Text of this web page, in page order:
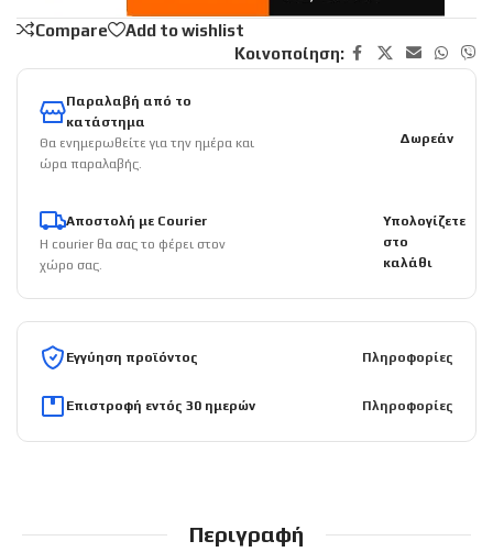
Compare
Add to wishlist
Κοινοποίηση:
Παραλαβή από το
κατάστημα
Θα ενημερωθείτε για την ημέρα και
ώρα παραλαβής.
Δωρεάν
Αποστολή με Courier
Η courier θα σας το φέρει στον
χώρο σας.
Υπολογίζετε
στο
καλάθι
Εγγύηση προϊόντος Πληροφορίες
Επιστροφή εντός 30 ημερών Πληροφορίες
Περιγραφή